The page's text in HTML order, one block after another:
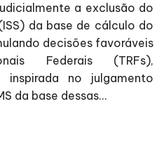
a exclusão do
da base de cálculo do
decisões favoráveis
Federais (TRFs),
no julgamento
da base dessas...